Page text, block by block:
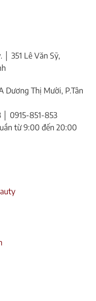
. │ 351 Lê Văn Sỹ,
Dương Thị Mười, P.Tân
│ 0915-851-853
từ 9:00 đến 20:00